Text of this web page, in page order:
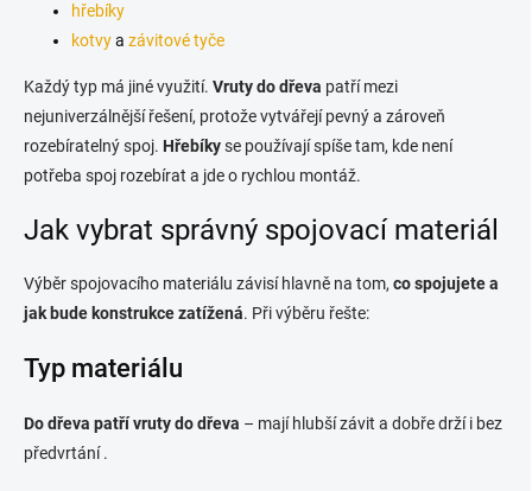
hřebíky
kotvya závitové tyče
Každý typ má jiné využití. Vruty do dřeva patří mezi
nejuniverzálnější řešení, protože vytvářejí pevný a zároveň
rozebíratelný spoj. Hřebíkyse používají spíše tam, kde není
potřeba spoj rozebírat a jde o rychlou montáž.
Jak vybrat správný spojovací materiál
Výběr spojovacího materiálu závisí hlavně na tom, co spojujete a
jak bude konstrukce zatížená. Při výběru řešte:
Typ materiálu
Do dřeva patří vruty do dřeva – mají hlubší závit a dobře drží i bez
předvrtání .